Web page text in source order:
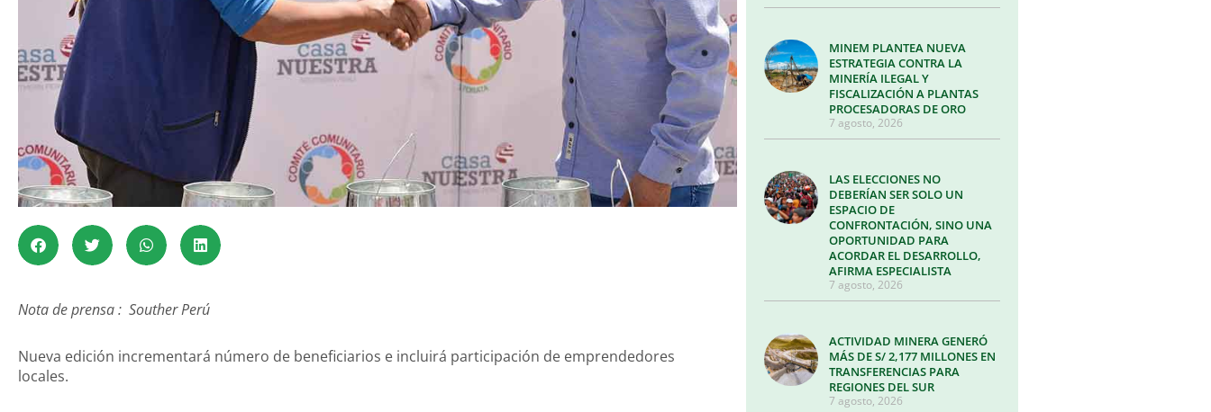
Nota de prensa : Souther Perú
Nueva edición incrementará número de beneficiarios e incluirá participación de emprendedores
locales.
MINEM PLANTEA NUEVA
ESTRATEGIA CONTRA LA
MINERÍA ILEGAL Y
FISCALIZACIÓN A PLANTAS
PROCESADORAS DE ORO
7 agosto, 2026
LAS ELECCIONES NO
DEBERÍAN SER SOLO UN
ESPACIO DE
CONFRONTACIÓN, SINO UNA
OPORTUNIDAD PARA
ACORDAR EL DESARROLLO,
AFIRMA ESPECIALISTA
7 agosto, 2026
ACTIVIDAD MINERA GENERÓ
MÁS DE S/ 2,177 MILLONES EN
TRANSFERENCIAS PARA
REGIONES DEL SUR
7 agosto, 2026